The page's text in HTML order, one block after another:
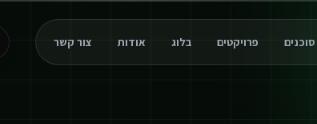
פרויקטים בלוג אודות צור קשר